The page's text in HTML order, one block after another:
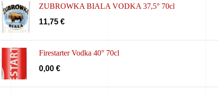
ZUBROWKA BIALA VODKA 37,5° 70cl
11,75 €
Firestarter Vodka 40° 70cl
0,00 €